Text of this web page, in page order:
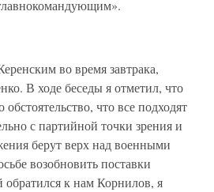
во время завтрака,
В ходе беседы я отметил, что
обстоятельство, что все подходят
с партийной точки зрения и
берут верх над военными
возобновить поставки
обратился к нам Корнилов, я